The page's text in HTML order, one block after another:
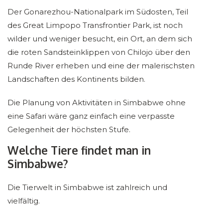
Der Gonarezhou-Nationalpark im Südosten, Teil
des Great Limpopo Transfrontier Park, ist noch
wilder und weniger besucht, ein Ort, an dem sich
die roten Sandsteinklippen von Chilojo über den
Runde River erheben und eine der malerischsten
Landschaften des Kontinents bilden.
Die Planung von Aktivitäten in Simbabwe ohne
eine Safari wäre ganz einfach eine verpasste
Gelegenheit der höchsten Stufe.
Welche Tiere findet man in
Simbabwe?
Die Tierwelt in Simbabwe ist zahlreich und
vielfältig.